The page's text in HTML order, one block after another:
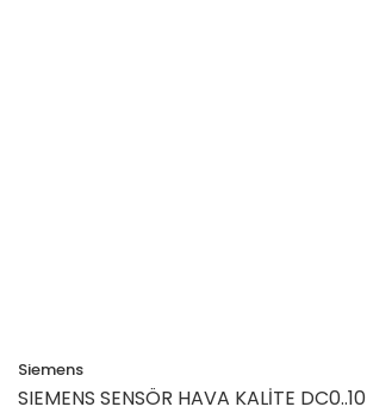
Siemens
SIEMENS SENSÖR HAVA KALİTE